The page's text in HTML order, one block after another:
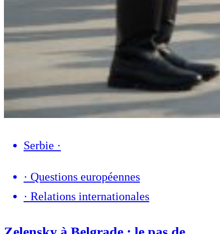
Serbie ·
· Questions européennes
· Relations internationales